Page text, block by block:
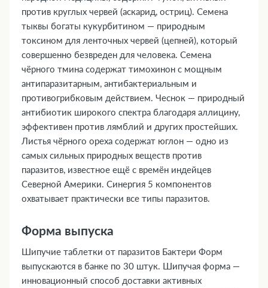
против круглых червей (аскарид, остриц). Семена
тыквы богаты кукурбитином — природным
токсином для ленточных червей (цепней), который
совершенно безвреден для человека. Семена
чёрного тмина содержат тимохинон с мощным
антипаразитарным, антибактериальным и
противогрибковым действием. Чеснок — природный
антибиотик широкого спектра благодаря аллицину,
эффективен против лямблий и других простейших.
Листья чёрного ореха содержат юглон — одно из
самых сильных природных веществ против
паразитов, известное ещё с времён индейцев
Северной Америки. Синергия 5 компонентов
охватывает практически все типы паразитов.
Форма выпуска
Шипучие таблетки от паразитов Бактери Форм
выпускаются в банке по 30 штук. Шипучая форма —
инновационный способ доставки активных